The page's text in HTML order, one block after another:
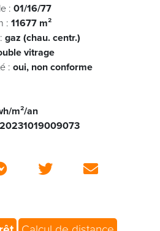
: 01/16/77
: 11677 m²
gaz (chau. centr.)
vitrage
: oui, non conforme
m²/an
20231019009073